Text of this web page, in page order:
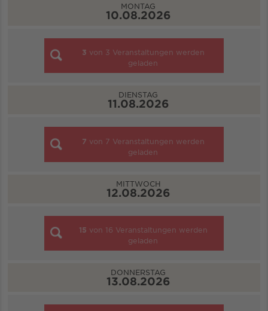
MONTAG
10.08.2026
3 von 3 Veranstaltungen werden
geladen
DIENSTAG
11.08.2026
7 von 7 Veranstaltungen werden
geladen
MITTWOCH
12.08.2026
15 von 16 Veranstaltungen werden
geladen
DONNERSTAG
13.08.2026